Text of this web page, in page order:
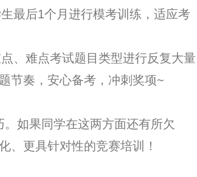
最后1个月进行模考训练，适应考
、难点考试题目类型进行反复大量
节奏，安心备考，冲刺奖项~
如果同学在这两方面还有所欠
、更具针对性的竞赛培训！